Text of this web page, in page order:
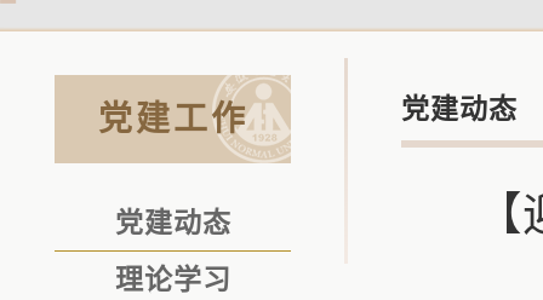
党建工作
党建动态
理论学习
党建动态